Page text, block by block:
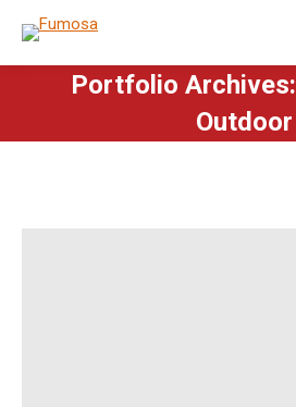
Portfolio Archives:
Outdoor